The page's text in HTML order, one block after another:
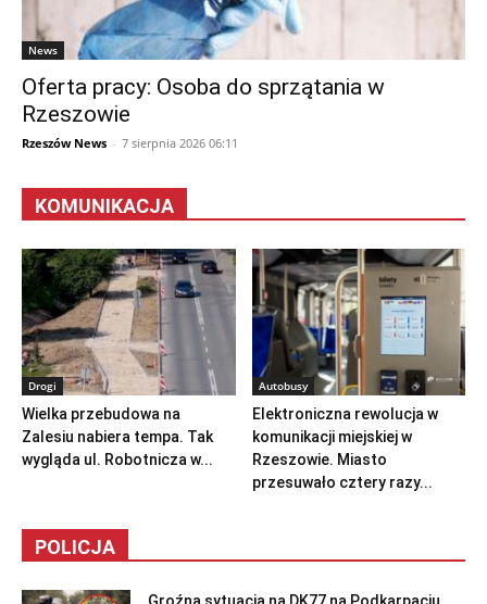
News
Oferta pracy: Osoba do sprzątania w
Rzeszowie
Rzeszów News - 7 sierpnia 2026 06:11
KOMUNIKACJA
Drogi
Wielka przebudowa na
Zalesiu nabiera tempa. Tak
wygląda ul. Robotnicza w...
Autobusy
Elektroniczna rewolucja w
komunikacji miejskiej w
Rzeszowie. Miasto
przesuwało cztery razy...
POLICJA